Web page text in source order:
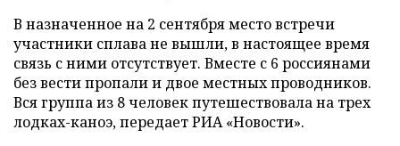
В назначенное на 2 сентября место встречи
участники сплава не вышли, в настоящее время
связь с ними отсутствует. Вместе с 6 россиянами
без вести пропали и двое местных проводников.
Вся группа из 8 человек путешествовала на трех
лодках-каноэ, передает РИА «Новости».